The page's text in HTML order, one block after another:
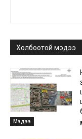
Холбоотой мэдээ
Мэдээ